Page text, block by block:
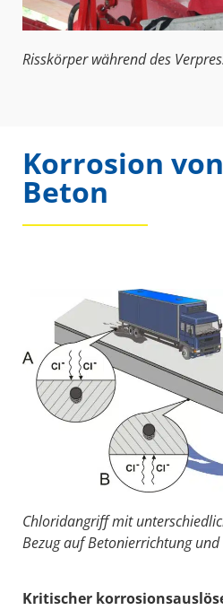
Risskörper während des
Korrosion
Beton
Chloridangriff mit
Bezug auf Betonierrichtung
Kritischer